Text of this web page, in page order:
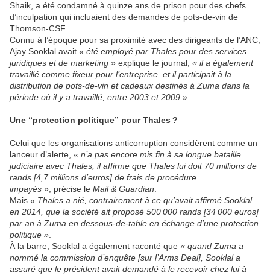
Shaik, a été condamné à quinze ans de prison pour des chefs
d’inculpation qui incluaient des demandes de pots-de-vin de
Thomson-CSF.
Connu à l’époque pour sa proximité avec des dirigeants de l’ANC,
Ajay Sooklal avait « été employé par Thales pour des services
juridiques et de marketing » explique le journal, « il a également
travaillé comme fixeur pour l’entreprise, et il participait à la
distribution de pots-de-vin et cadeaux destinés à Zuma dans la
période où il y a travaillé, entre 2003 et 2009 »
Une “protection politique” pour Thales ?
Celui que les organisations anticorruption considèrent comme un
lanceur d’alerte, « n’a pas encore mis fin à sa longue bataille
judiciaire avec Thales, il affirme que Thales lui doit 70 millions de
rands [4,7 millions d’euros] de frais de procédure
impayés » , précise le Mail & Guardian
Mais « Thales a nié, contrairement à ce qu’avait affirmé Sooklal
en 2014, que la société ait proposé 500 000 rands [34 000 euros]
par an à Zuma en dessous-de-table en échange d’une protection
politique »
À la barre, Sooklal a également raconté que « quand Zuma a
nommé la commission d’enquête [sur l’Arms Deal], Sooklal a
assuré que le président avait demandé à le recevoir chez lui à